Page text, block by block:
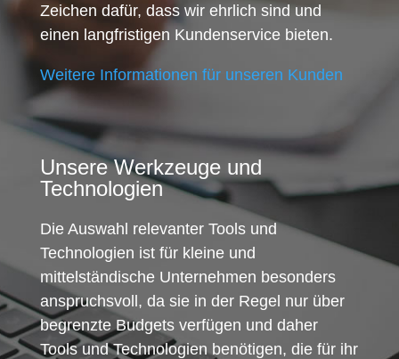
Zeichen dafür, dass wir ehrlich sind und
einen langfristigen Kundenservice bieten.
Weitere Informationen für unseren Kunden
Unsere Werkzeuge und
Technologien
Die Auswahl relevanter Tools und
Technologien ist für kleine und
mittelständische Unternehmen besonders
anspruchsvoll, da sie in der Regel nur über
begrenzte Budgets verfügen und daher
Tools und Technologien benötigen, die für ihr